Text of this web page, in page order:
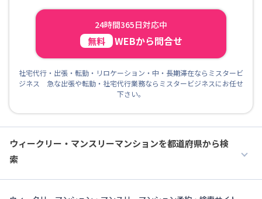
24時間365日対応中
無料 WEBから問合せ
社宅代行・出張・転勤・リロケーション・中・長期滞在ならミスタービ
ジネス 急な出張や転勤・社宅代行業務ならミスタービジネスにお任せ
下さい。
ウィークリー・マンスリーマンションを都道府県から検
索